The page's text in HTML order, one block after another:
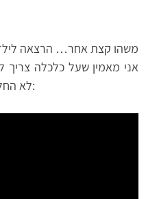
אני מאמין שעל כלכלה
לא החלו לדבר על כסף מוקדם יותר: